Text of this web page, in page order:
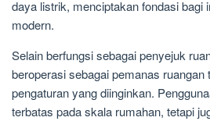
daya listrik, menciptakan fondasi bagi
modern.
Selain berfungsi sebagai penyejuk
beroperasi sebagai pemanas ruangan
pengaturan yang diinginkan.
terbatas pada skala rumahan, tetapi